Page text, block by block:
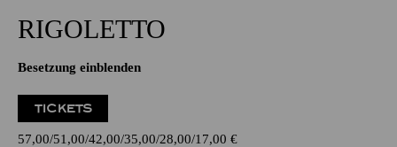
RIGO­LETTO
Besetzung einblenden
TICKETS
57,00 51,00 42,00 35,00 28,00 17,00 €